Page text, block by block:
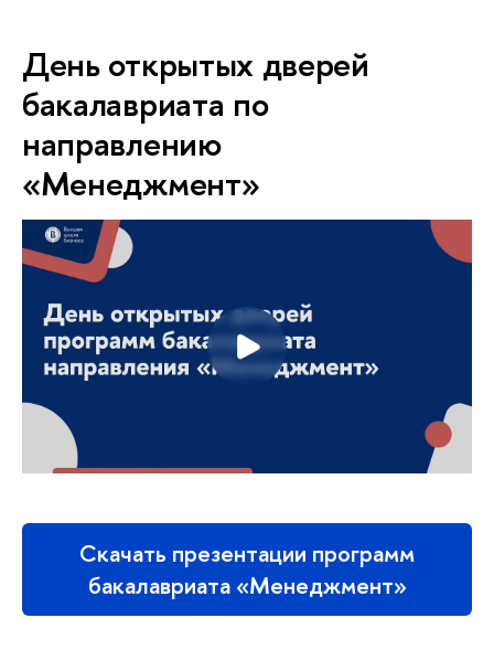
День открытых дверей
бакалавриата по
направлению
«Менеджмент»
Скачать презентации программ
бакалавриата «Менеджмент»